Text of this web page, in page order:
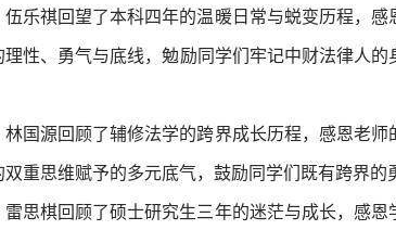
伍乐祺回望了本科四年的温暖日常与蜕变历程，
理性、勇气与底线，勉励同学们牢记中财法律人
林国源回顾了辅修法学的跨界成长历程，感恩老
双重思维赋予的多元底气，鼓励同学们既有跨界的
雷思棋回顾了硕士研究生三年的迷茫与成长，感